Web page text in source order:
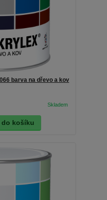
barva na dřevo a kov
do košíku